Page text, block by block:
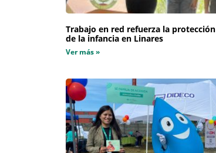
Trabajo en red refuerza la protección
de la infancia en Linares
Ver más »